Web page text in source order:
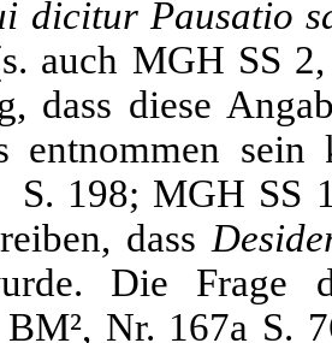
dicitur Pausatio
auch MGH SS
dass diese
entnommen
198; MGH SS
dass
Die Frage
Nr. 167a S.